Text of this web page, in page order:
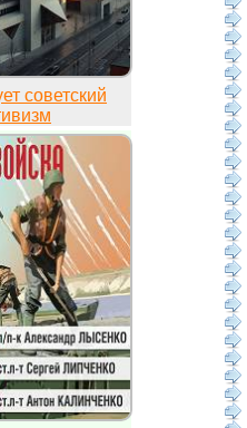
советский